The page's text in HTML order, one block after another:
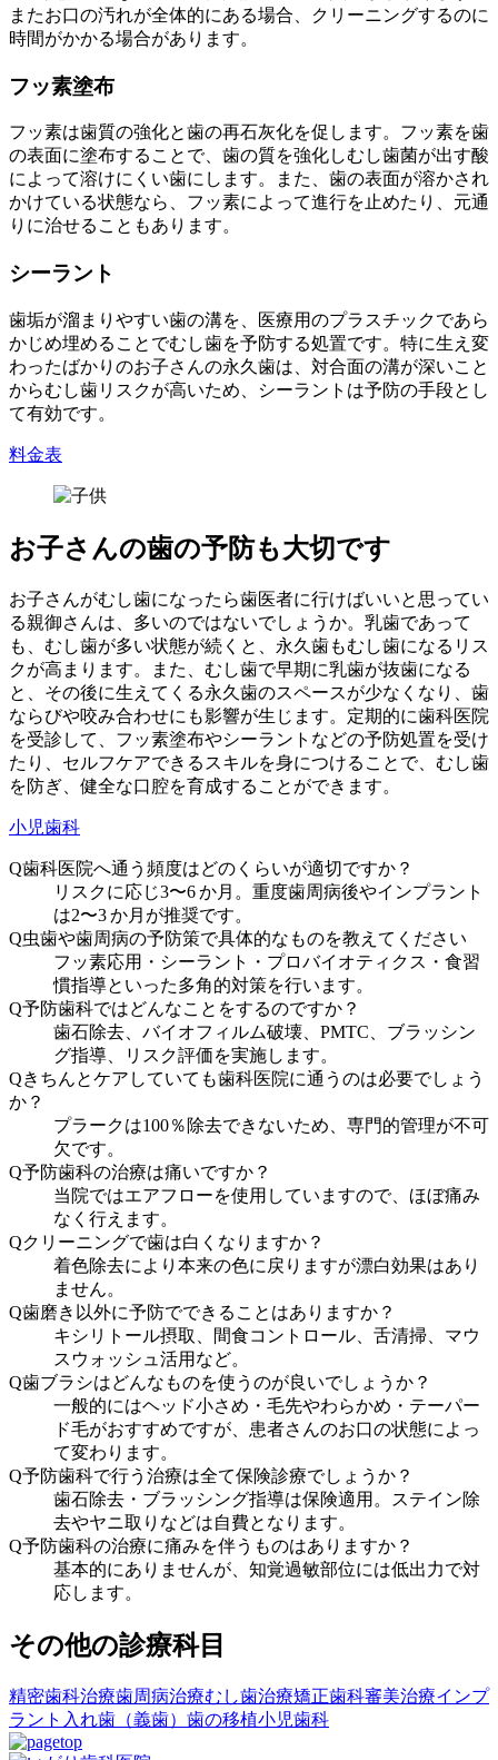
またお口の汚れが全体的にある場合、クリーニングするのに
時間がかかる場合があります。
フッ素塗布
フッ素は歯質の強化と歯の再石灰化を促します。フッ素を歯
の表面に塗布することで、歯の質を強化しむし歯菌が出す酸
によって溶けにくい歯にします。また、歯の表面が溶かされ
かけている状態なら、フッ素によって進行を止めたり、元通
りに治せることもあります。
シーラント
歯垢が溜まりやすい歯の溝を、医療用のプラスチックであら
かじめ埋めることでむし歯を予防する処置です。特に生え変
わったばかりのお子さんの永久歯は、対合面の溝が深いこと
からむし歯リスクが高いため、シーラントは予防の手段とし
て有効です。
料金表
お子さんの歯の予防も大切です
お子さんがむし歯になったら歯医者に行けばいいと思ってい
る親御さんは、多いのではないでしょうか。乳歯であって
も、むし歯が多い状態が続くと、永久歯もむし歯になるリス
クが高まります。また、むし歯で早期に乳歯が抜歯になる
と、その後に生えてくる永久歯のスペースが少なくなり、歯
ならびや咬み合わせにも影響が生じます。定期的に歯科医院
を受診して、フッ素塗布やシーラントなどの予防処置を受け
たり、セルフケアできるスキルを身につけることで、むし歯
を防ぎ、健全な口腔を育成することができます。
小児歯科
Q歯科医院へ通う頻度はどのくらいが適切ですか？
リスクに応じ3〜6 か月。重度歯周病後やインプラント
は2〜3 か月が推奨です。
Q虫歯や歯周病の予防策で具体的なものを教えてください
フッ素応用・シーラント・プロバイオティクス・食習
慣指導といった多角的対策を行います。
Q予防歯科ではどんなことをするのですか？
歯石除去、バイオフィルム破壊、PMTC、ブラッシン
グ指導、リスク評価を実施します。
Qきちんとケアしていても歯科医院に通うのは必要でしょう
か？
プラークは100％除去できないため、専門的管理が不可
欠です。
Q予防歯科の治療は痛いですか？
当院ではエアフローを使用していますので、ほぼ痛み
なく行えます。
Qクリーニングで歯は白くなりますか？
着色除去により本来の色に戻りますが漂白効果はあり
ません。
Q歯磨き以外に予防でできることはありますか？
キシリトール摂取、間食コントロール、舌清掃、マウ
スウォッシュ活用など。
Q歯ブラシはどんなものを使うのが良いでしょうか？
一般的にはヘッド小さめ・毛先やわらかめ・テーパー
ド毛がおすすめですが、患者さんのお口の状態によっ
て変わります。
Q予防歯科で行う治療は全て保険診療でしょうか？
歯石除去・ブラッシング指導は保険適用。ステイン除
去やヤニ取りなどは自費となります。
Q予防歯科の治療に痛みを伴うものはありますか？
基本的にありませんが、知覚過敏部位には低出力で対
応します。
その他の診療科目
精密歯科治療歯周病治療むし歯治療矯正歯科審美治療インプ
ラント 入れ歯（義歯） 歯の移植小児歯科